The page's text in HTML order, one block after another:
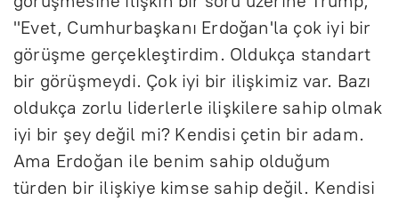
"Evet, Cumhurbaşkanı Erdoğan'la çok iyi bir
görüşme gerçekleştirdim. Oldukça standart
bir görüşmeydi. Çok iyi bir ilişkimiz var. Bazı
oldukça zorlu liderlerle ilişkilere sahip olmak
iyi bir şey değil mi? Kendisi çetin bir adam.
Ama Erdoğan ile benim sahip olduğum
türden bir ilişkiye kimse sahip değil. Kendisi